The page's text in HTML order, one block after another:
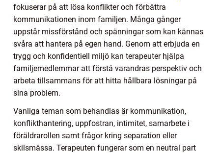
fokuserar på att lösa konflikter och förbättra
kommunikationen inom familjen. Många gånger
uppstår missförstånd och spänningar som kan kännas
svåra att hantera på egen hand. Genom att erbjuda en
trygg och konfidentiell miljö kan terapeuter hjälpa
familjemedlemmar att förstå varandras perspektiv och
arbeta tillsammans för att hitta hållbara lösningar på
sina problem.
Vanliga teman som behandlas är kommunikation,
konflikthantering, uppfostran, intimitet, samarbete i
föräldrarollen samt frågor kring separation eller
skilsmässa. Terapeuten fungerar som en neutral part